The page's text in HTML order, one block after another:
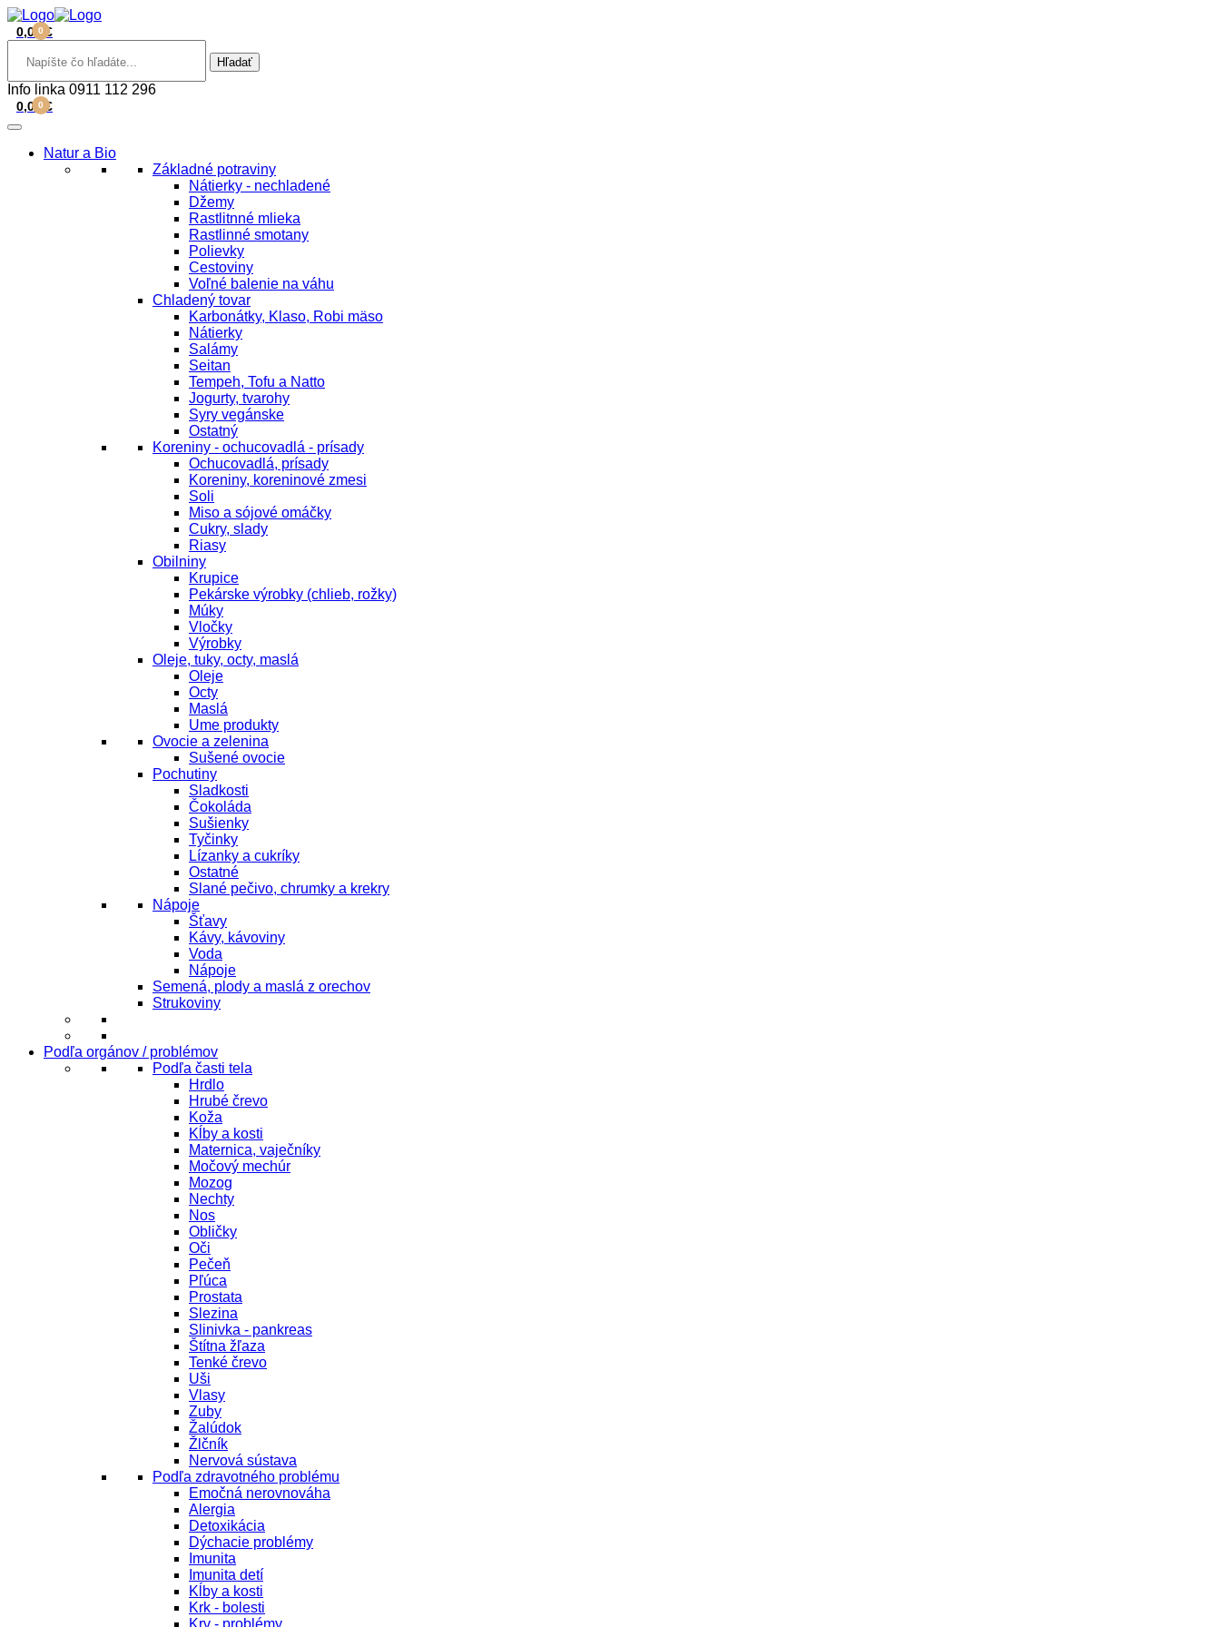
0
0,00 €
Hľadať
Info linka 0911 112 296
0
0,00 €
Natur a Bio
Základné potraviny
Nátierky - nechladené
Džemy
Rastlitnné mlieka
Rastlinné smotany
Polievky
Cestoviny
Voľné balenie na váhu
Chladený tovar
Karbonátky, Klaso, Robi mäso
Nátierky
Salámy
Seitan
Tempeh, Tofu a Natto
Jogurty, tvarohy
Syry vegánske
Ostatný
Koreniny - ochucovadlá - prísady
Ochucovadlá, prísady
Koreniny, koreninové zmesi
Soli
Miso a sójové omáčky
Cukry, slady
Riasy
Obilniny
Krupice
Pekárske výrobky (chlieb, rožky)
Múky
Vločky
Výrobky
Oleje, tuky, octy, maslá
Oleje
Octy
Maslá
Ume produkty
Ovocie a zelenina
Sušené ovocie
Pochutiny
Sladkosti
Čokoláda
Sušienky
Tyčinky
Lízanky a cukríky
Ostatné
Slané pečivo, chrumky a krekry
Nápoje
Šťavy
Kávy, kávoviny
Voda
Nápoje
Semená, plody a maslá z orechov
Strukoviny
Podľa orgánov / problémov
Podľa časti tela
Hrdlo
Hrubé črevo
Koža
Kĺby a kosti
Maternica, vaječníky
Močový mechúr
Mozog
Nechty
Nos
Obličky
Oči
Pečeň
Pľúca
Prostata
Slezina
Slinivka - pankreas
Štítna žľaza
Tenké črevo
Uši
Vlasy
Zuby
Žalúdok
Žlčník
Nervová sústava
Podľa zdravotného problému
Emočná nerovnováha
Alergia
Detoxikácia
Dýchacie problémy
Imunita
Imunita detí
Kĺby a kosti
Krk - bolesti
Krv - problémy